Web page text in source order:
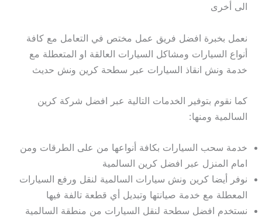
الى أخرى
نعمل بخبرة افضل فريق عمل مختص في التعامل مع كافة
أنواع السيارات ومشاكل السيارات العالقة او المتعطلة مع
خدمة ونش انقاذ السيارات عبر سطحة كرين ونش حديث
كما نقوم بتوفير الخدمات التالية عبر افضل شركة كرين
السالمية ومنها:
خدمة سحب السيارات بكافة أنواعها من على الطرقات ومن
امام المنزل عبر افضل كرين السالمية
نوفر أيضا كرين ونش سيارات السالمية لنقل ورفع السيارات
المعطلة مع خدمة صيانتها وتبديل أي قطعة تالفة فيها
نستخدم افضل سطحة لنقل السيارات من منطقة السالمية